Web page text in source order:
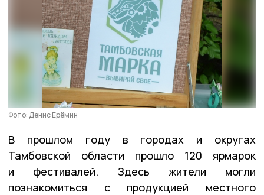
Фото: Денис Ерёмин
В прошлом году в городах и округах
Тамбовской области прошло 120 ярмарок
и фестивалей. Здесь жители могли
познакомиться с продукцией местного